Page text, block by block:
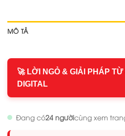
MÔ TẢ
🚀 LỜI NGỎ & GIẢI PHÁP
DIGITAL
Đang có24 ngườicùng xem